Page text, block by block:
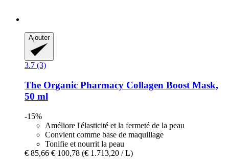
Ajouter
3.7 (3)
The Organic Pharmacy Collagen Boost Mask,
50 ml
-15%
Améliore l'élasticité et la fermeté de la peau
Convient comme base de maquillage
Tonifie et nourrit la peau
€ 85,66 € 100,78 (€ 1.713,20 / L)